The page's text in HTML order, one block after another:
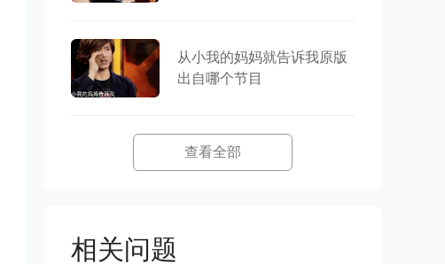
从小我的妈妈就告诉我原版
出自哪个节目
查看全部
相关问题